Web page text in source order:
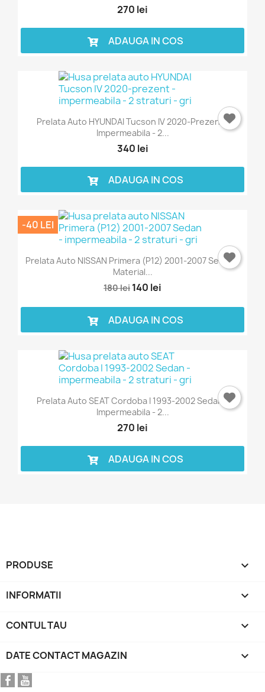
270 lei
ADAUGA IN COS
Prelata Auto HYUNDAI Tucson IV 2020-Prezent -
Impermeabila - 2...
340 lei
ADAUGA IN COS
Prelata Auto NISSAN Primera (P12) 2001-2007 Sedan -
Material...
180 lei 140 lei
-40 LEI
ADAUGA IN COS
Prelata Auto SEAT Cordoba I 1993-2002 Sedan -
Impermeabila - 2...
270 lei
ADAUGA IN COS
PRODUSE 
INFORMATII 
CONTUL TAU 
DATE CONTACT MAGAZIN keyboard_arrow_down